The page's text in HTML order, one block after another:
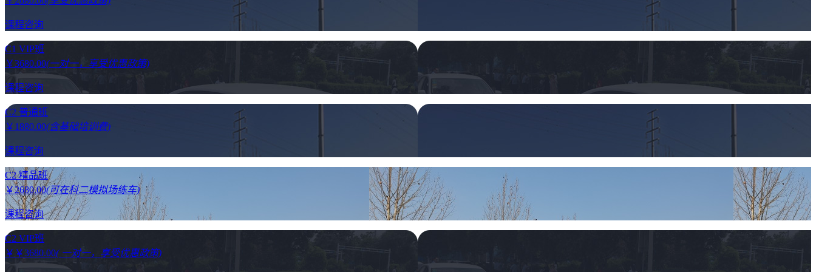
课程咨询
C1 VIP班
￥3680.00(一对一，享受优惠政策)
课程咨询
C2 普通班
￥ 1880.00(含基础培训费)
课程咨询
C2 精品班
￥2680.00(可在科二模拟场练车)
课程咨询
C2 VIP班
￥ ￥3680.00( 一对一，享受优惠政策)